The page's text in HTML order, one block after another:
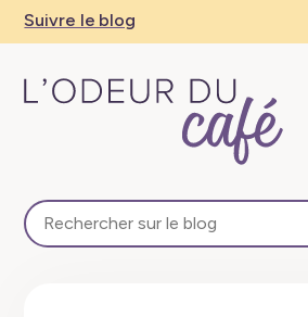
Suivre le blog
du
Café